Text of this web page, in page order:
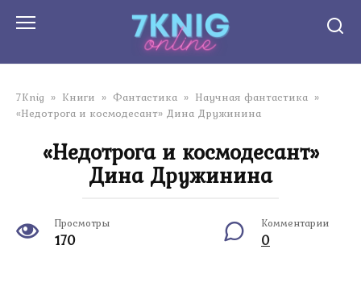
7Knig » Книги » Фантастика » Научная фантастика »
«Недотрога и космодесант» Дина Дружинина
«Недотрога и космодесант»
Дина Дружинина
Просмотры
170
Комментарии
0